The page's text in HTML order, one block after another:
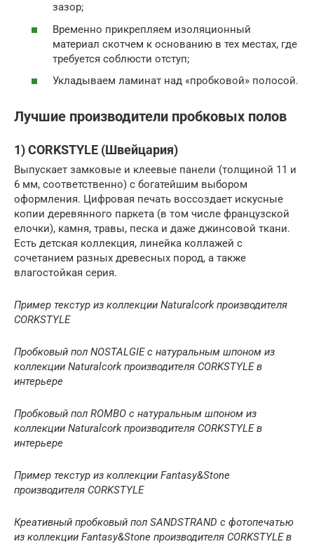
зазор;
Временно прикрепляем изоляционный
материал скотчем к основанию в тех местах, где
требуется соблюсти отступ;
Укладываем ламинат над «пробковой» полосой.
Лучшие производители пробковых полов
1) CORKSTYLE (Швейцария)
Выпускает замковые и клеевые панели (толщиной 11 и
6 мм, соответственно) с богатейшим выбором
оформления. Цифровая печать воссоздает искусные
копии деревянного паркета (в том числе французской
елочки), камня, травы, песка и даже джинсовой ткани.
Есть детская коллекция, линейка коллажей с
сочетанием разных древесных пород, а также
влагостойкая серия.
Пример текстур из коллекции Naturalcork производителя
CORKSTYLE
Пробковый пол NOSTALGIE с натуральным шпоном из
коллекции Naturalcork производителя CORKSTYLE в
интерьере
Пробковый пол ROMBO с натуральным шпоном из
коллекции Naturalcork производителя CORKSTYLE в
интерьере
Пример текстур из коллекции Fantasy&Stone
производителя CORKSTYLE
Креативный пробковый пол SANDSTRAND с фотопечатью
из коллекции Fantasy&Stone производителя CORKSTYLE в